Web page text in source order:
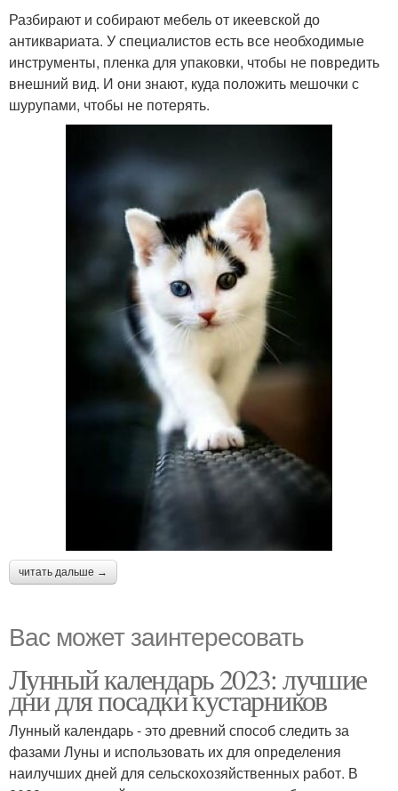
Разбирают и собирают мебель от икеевской до
антиквариата. У специалистов есть все необходимые
инструменты, пленка для упаковки, чтобы не повредить
внешний вид. И они знают, куда положить мешочки с
шурупами, чтобы не потерять.
читать дальше →
Вас может заинтересовать
Лунный календарь 2023: лучшие
дни для посадки кустарников
Лунный календарь - это древний способ следить за
фазами Луны и использовать их для определения
наилучших дней для сельскохозяйственных работ. В